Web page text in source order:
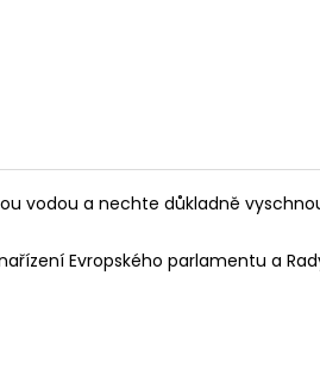
vodou a nechte důkladně
Evropského parlamentu a